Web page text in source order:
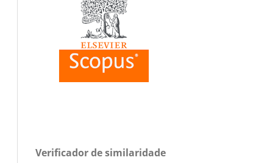
Verificador de similaridade